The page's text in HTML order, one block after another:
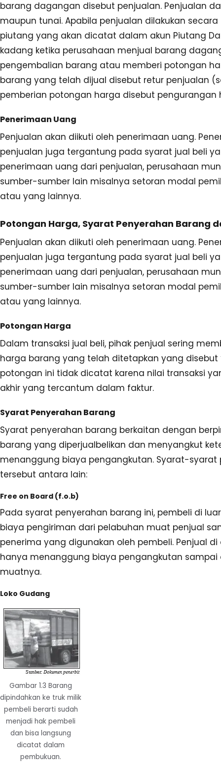
barang dagangan disebut penjualan. Penjualan
maupun tunai. Apabila penjualan dilakukan
piutang yang akan dicatat dalam akun Piutang
kadang ketika perusahaan menjual barang
pengembalian barang atau memberi potongan
barang yang telah dijual disebut retur penjualan
pemberian potongan harga disebut pengurangan
Penerimaan Uang
Penjualan akan diikuti oleh penerimaan uang.
penjualan juga tergantung pada syarat jual beli
penerimaan uang dari penjualan, perusahaan
sumber-sumber lain misalnya setoran modal
atau yang lainnya.
Potongan Harga, Syarat Penyerahan Barang
Penjualan akan diikuti oleh penerimaan uang.
penjualan juga tergantung pada syarat jual beli
penerimaan uang dari penjualan, perusahaan
sumber-sumber lain misalnya setoran modal
atau yang lainnya.
Potongan Harga
Dalam transaksi jual beli, pihak penjual sering
harga barang yang telah ditetapkan yang disebut
potongan ini tidak dicatat karena nilai transaksi
akhir yang tercantum dalam faktur.
Syarat Penyerahan Barang
Syarat penyerahan barang berkaitan dengan
barang yang diperjualbelikan dan menyangkut
menanggung biaya pengangkutan. Syarat-syarat
tersebut antara lain:
Free on Board (f.o.b)
Pada syarat penyerahan barang ini, pembeli di
biaya pengiriman dari pelabuhan muat penjual
penerima yang digunakan oleh pembeli. Penjual
hanya menanggung biaya pengangkutan
muatnya.
Loko Gudang
Gambar 1.3 Barang
dipindahkan ke truk milik
pembeli berarti sudah
menjadi hak pembeli
dan bisa langsung
dicatat dalam
pembukuan.